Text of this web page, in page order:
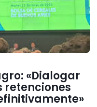
«Dialogar
retenciones